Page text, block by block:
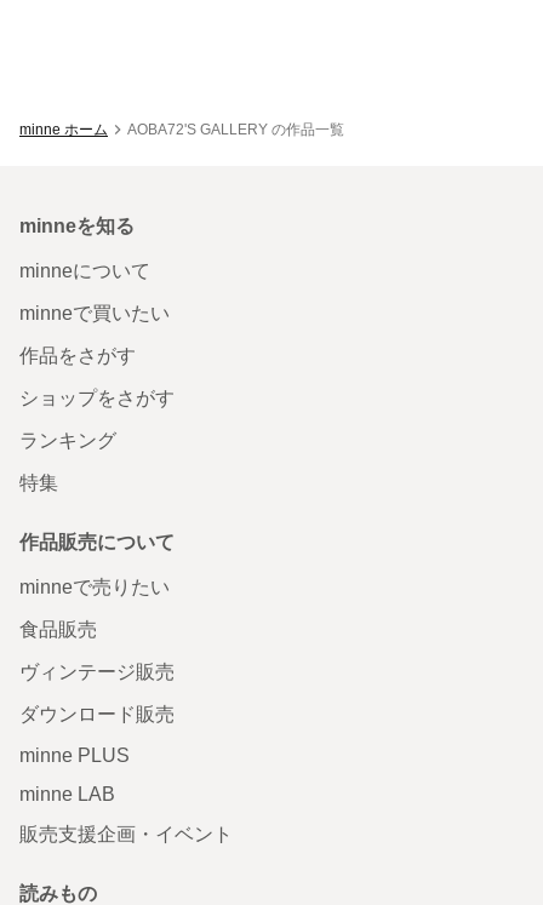
minne ホーム AOBA72'S GALLERY の作品一覧
minneを知る
minneについて
minneで買いたい
作品をさがす
ショップをさがす
ランキング
特集
作品販売について
minneで売りたい
食品販売
ヴィンテージ販売
ダウンロード販売
minne PLUS
minne LAB
販売支援企画・イベント
読みもの